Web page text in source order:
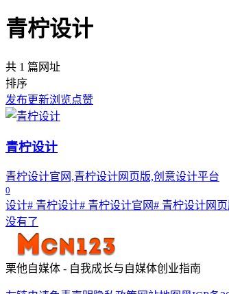
青柠设计
共 1 篇网址
排序
发布更新浏览点赞
青柠设计
青柠设计官网,青柠设计网页版,创意设计平台
0
设计# 青柠设计# 青柠设计官网# 青柠设计网
没有了
栗他自媒体 - 自我成长与自媒体创业指南